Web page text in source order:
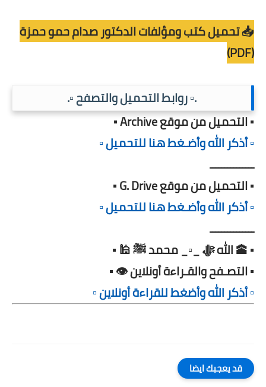
📥 تحميل كتب ومؤلفات الدكتور صدام حمو حمزة
(PDF)
.▫️ روابط التحميل والتصفح ▫️.
▪️ التحميل من موقع Archive ▪️
▫️ أذكر الله وأضـغط هنا للتحميل ▫️
ـــــــــــــــ
▪️ التحميل من موقع G. Drive ▪️
▫️ أذكر الله وأضـغط هنا للتحميل ▫️
ـــــــــــــــ
▪️ 🕋 الله ﷻ _▫️_ محمد ﷺ 🕌 ▪️
▪️ التصـفح والقـراءة أونلاين 👁️ ▪️
▫️ أذكر الله وأضغط للقراءة أونلاين ▫️
قد يعجبك ايضا